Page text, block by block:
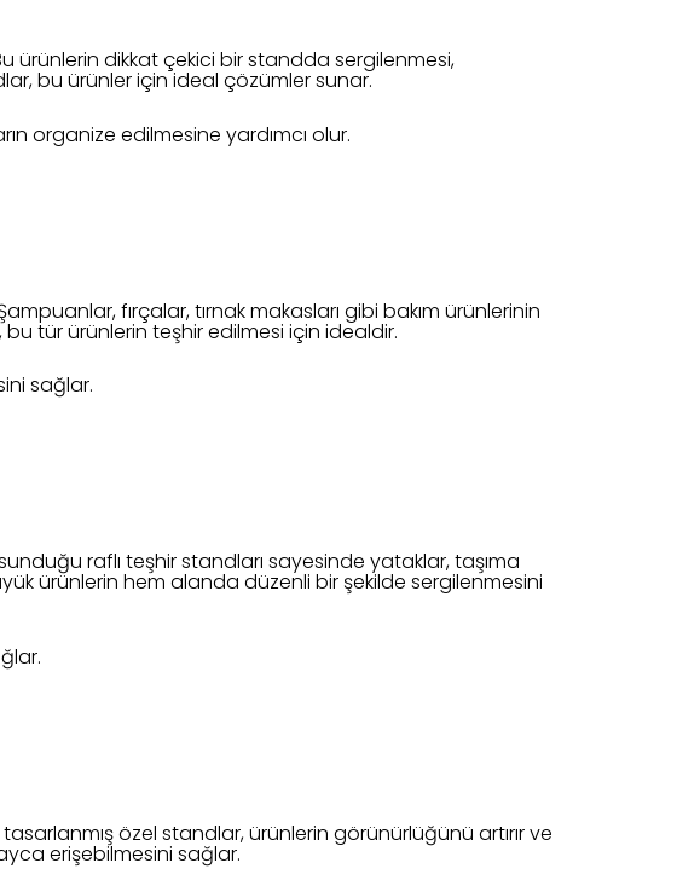
ürünlerin dikkat çekici bir standda sergilenmesi,
bu ürünler için ideal çözümler sunar.
organize edilmesine yardımcı olur.
fırçalar, tırnak makasları gibi bakım ürünlerinin
tür ürünlerin teşhir edilmesi için idealdir.
sağlar.
raflı teşhir standları sayesinde yataklar, taşıma
ürünlerin hem alanda düzenli bir şekilde sergilenmesini
tasarlanmış özel standlar, ürünlerin görünürlüğünü artırır ve
erişebilmesini sağlar.